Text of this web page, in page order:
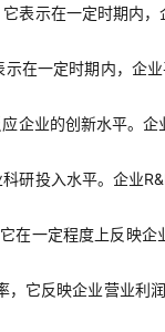
表示在一定时期内
在一定时期内，企
企业的创新水平。
投入水平。企业
一定程度上反映
它反映企业营业利